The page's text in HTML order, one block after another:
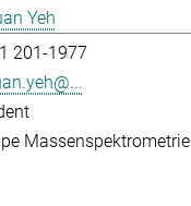
Yeh
201-1977
Massenspektrometrie